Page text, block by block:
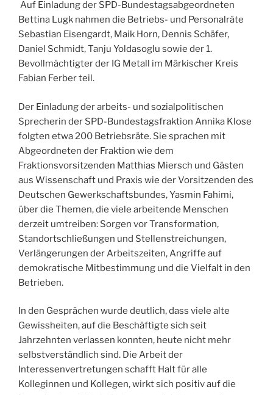
Auf Einladung der SPD-Bundestagsabgeordneten
Bettina Lugk nahmen die Betriebs- und Personalräte
Sebastian Eisengardt, Maik Horn, Dennis Schäfer,
Daniel Schmidt, Tanju Yoldasoglu sowie der 1.
Bevollmächtigter der IG Metall im Märkischer Kreis
Fabian Ferber teil.
Der Einladung der arbeits- und sozialpolitischen
Sprecherin der SPD-Bundestagsfraktion Annika Klose
folgten etwa 200 Betriebsräte. Sie sprachen mit
Abgeordneten der Fraktion wie dem
Fraktionsvorsitzenden Matthias Miersch und Gästen
aus Wissenschaft und Praxis wie der Vorsitzenden des
Deutschen Gewerkschaftsbundes, Yasmin Fahimi,
über die Themen, die viele arbeitende Menschen
derzeit umtreiben: Sorgen vor Transformation,
Standortschließungen und Stellenstreichungen,
Verlängerungen der Arbeitszeiten, Angriffe auf
demokratische Mitbestimmung und die Vielfalt in den
Betrieben.
In den Gesprächen wurde deutlich, dass viele alte
Gewissheiten, auf die Beschäftigte sich seit
Jahrzehnten verlassen konnten, heute nicht mehr
selbstverständlich sind. Die Arbeit der
Interessenvertretungen schafft Halt für alle
Kolleginnen und Kollegen, wirkt sich positiv auf die